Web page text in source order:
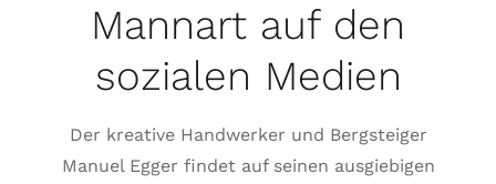
Mannart auf den
sozialen Medien
Der kreative Handwerker und Bergsteiger
Manuel Egger findet auf seinen ausgiebigen